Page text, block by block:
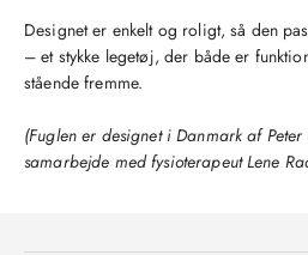
Designet er enkelt og roligt, så den
– et stykke legetøj, der både er
stående fremme.
(Fuglen er designet i Danmark af
samarbejde med fysioterapeut Lene